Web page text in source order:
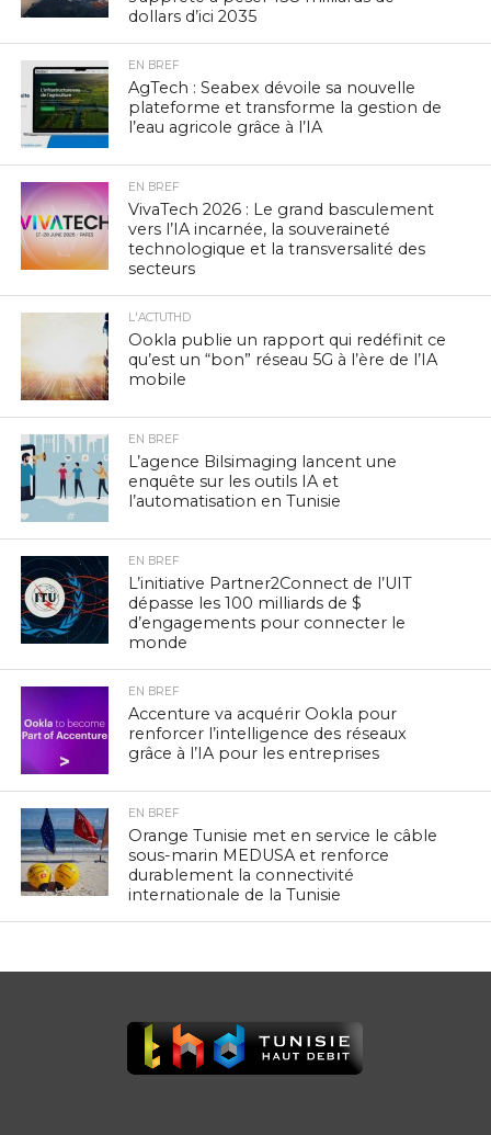
dollars d’ici 2035
EN BREF
AgTech : Seabex dévoile sa nouvelle
plateforme et transforme la gestion de
l’eau agricole grâce à l’IA
EN BREF
VivaTech 2026 : Le grand basculement
vers l’IA incarnée, la souveraineté
technologique et la transversalité des
secteurs
L'ACTUTHD
Ookla publie un rapport qui redéfinit ce
qu’est un “bon” réseau 5G à l’ère de l’IA
mobile
EN BREF
L’agence Bilsimaging lancent une
enquête sur les outils IA et
l’automatisation en Tunisie
EN BREF
L’initiative Partner2Connect de l’UIT
dépasse les 100 milliards de $
d’engagements pour connecter le
monde
EN BREF
Accenture va acquérir Ookla pour
renforcer l’intelligence des réseaux
grâce à l’IA pour les entreprises
EN BREF
Orange Tunisie met en service le câble
sous-marin MEDUSA et renforce
durablement la connectivité
internationale de la Tunisie